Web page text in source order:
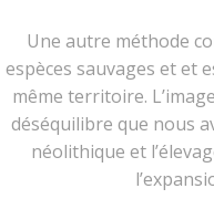
Une autre méthode
espèces sauvages et et
même territoire.
déséquilibre que nous
néolithique et